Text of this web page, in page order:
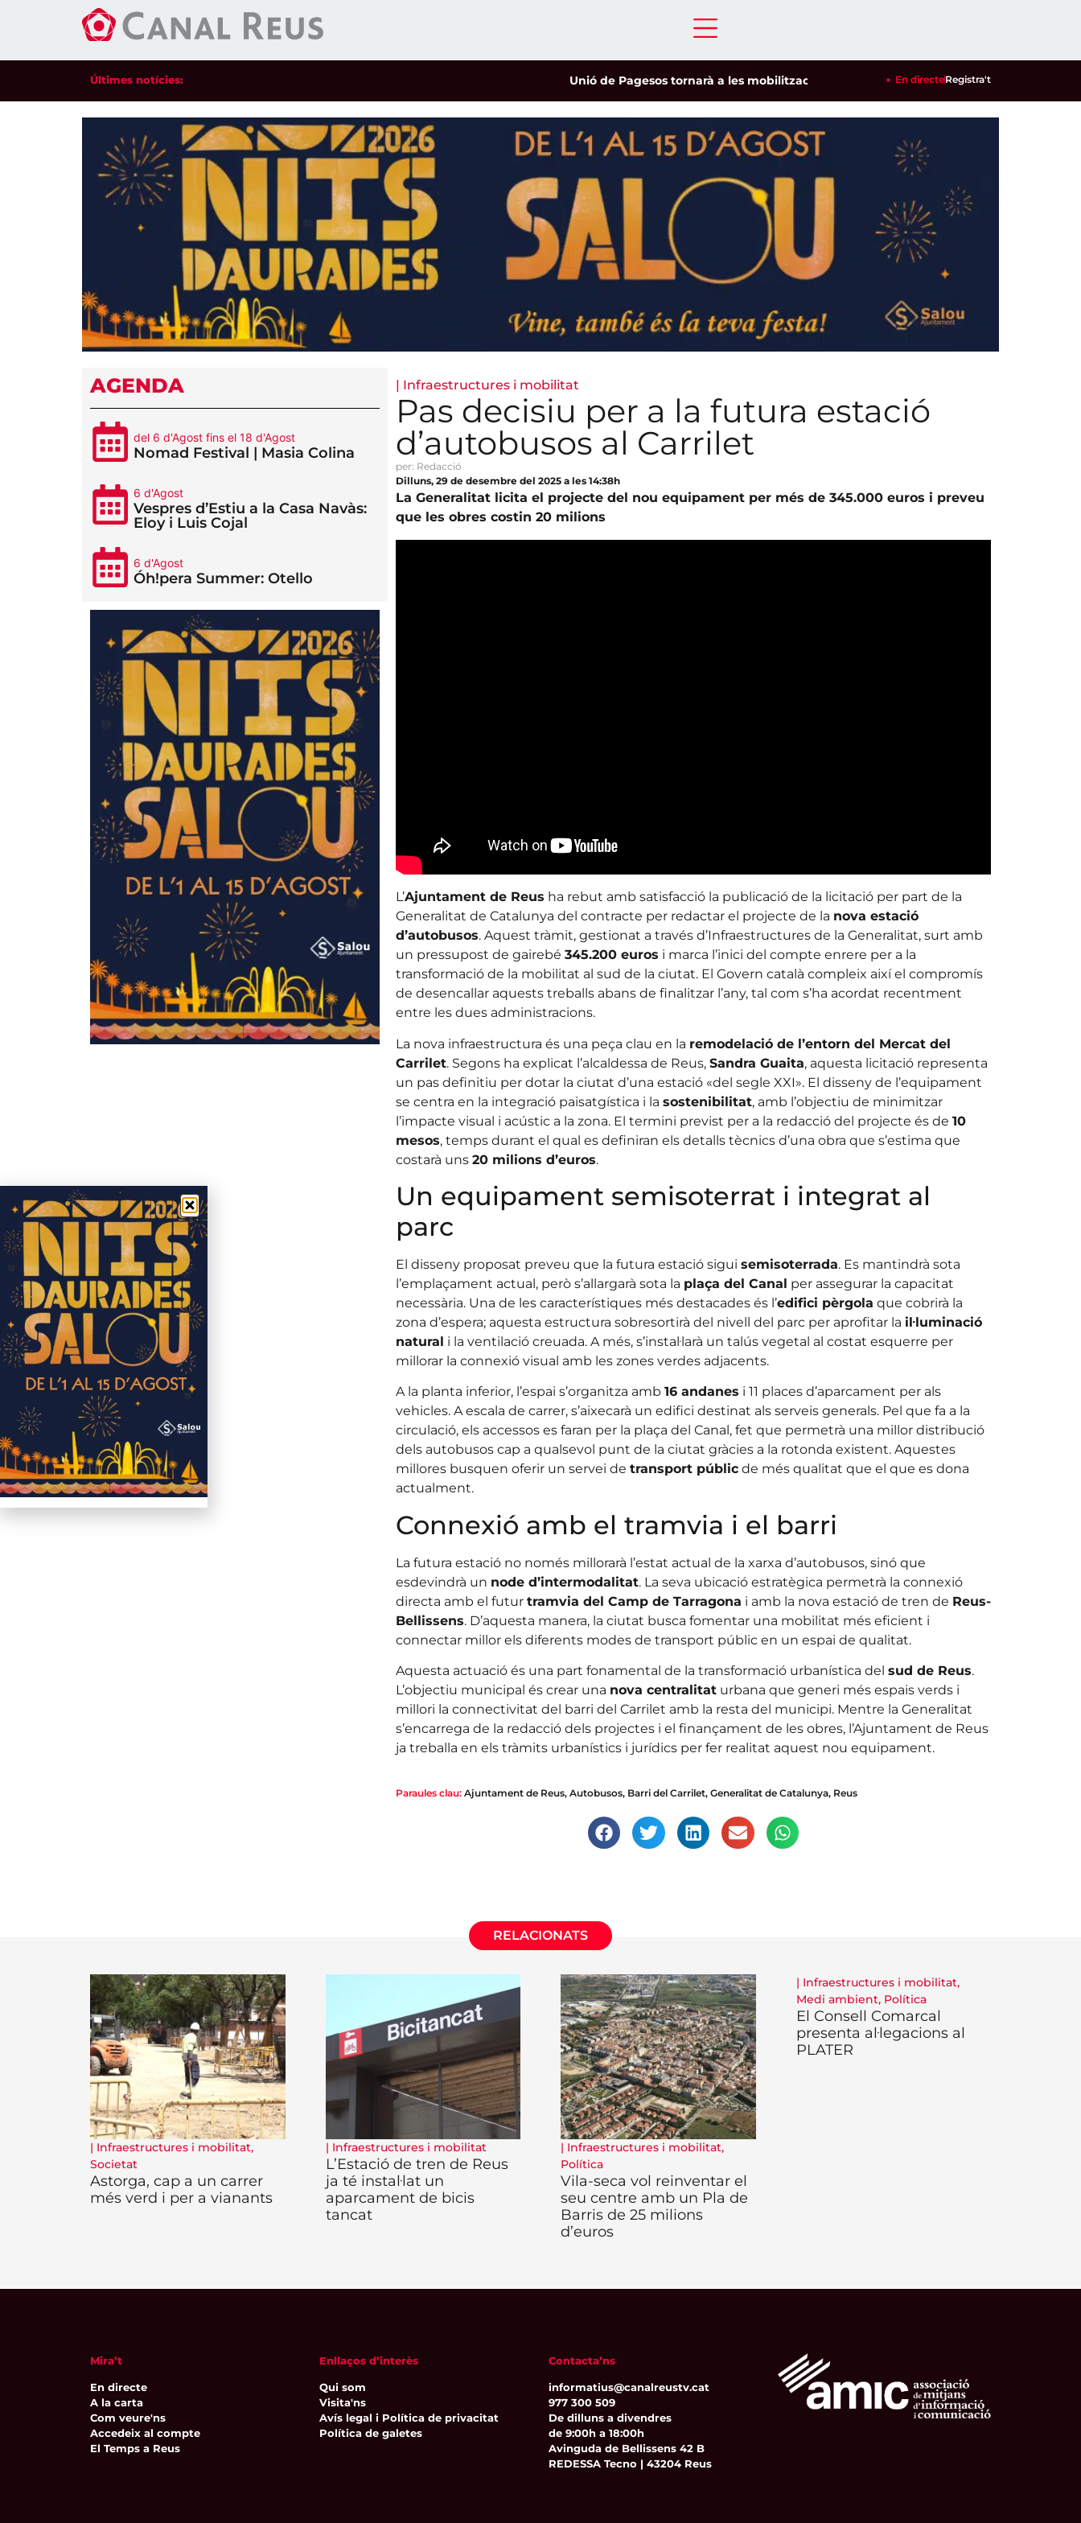
Últimes notícies: Unió de Pagesos tornarà a les mobilitzacions per defensar els cultius de la garrofa i
En directeRegistra't
AGENDA
del 6 d'Agost fins el 18 d'Agost
Nomad Festival | Masia Colina
6 d'Agost
Vespres d’Estiu a la Casa Navàs:
Eloy i Luis Cojal
6 d'Agost
Óh!pera Summer: Otello
| Infraestructures i mobilitat
Pas decisiu per a la futura estació
d’autobusos al Carrilet
per: Redacció
Dilluns, 29 de desembre del 2025 a les 14:38h
La Generalitat licita el projecte del nou equipament per més de 345.000 euros i preveu
que les obres costin 20 milions
L’Ajuntament de Reus ha rebut amb satisfacció la publicació de la licitació per part de la
Generalitat de Catalunya del contracte per redactar el projecte de la nova estació
d’autobusos. Aquest tràmit, gestionat a través d’Infraestructures de la Generalitat, surt amb
un pressupost de gairebé 345.200 euros i marca l’inici del compte enrere per a la
transformació de la mobilitat al sud de la ciutat. El Govern català compleix així el compromís
de desencallar aquests treballs abans de finalitzar l’any, tal com s’ha acordat recentment
entre les dues administracions.
La nova infraestructura és una peça clau en la remodelació de l’entorn del Mercat del
Carrilet. Segons ha explicat l’alcaldessa de Reus, Sandra Guaita, aquesta licitació representa
un pas definitiu per dotar la ciutat d’una estació «del segle XXI». El disseny de l’equipament
se centra en la integració paisatgística i la sostenibilitat, amb l’objectiu de minimitzar
l’impacte visual i acústic a la zona. El termini previst per a la redacció del projecte és de 10
mesos, temps durant el qual es definiran els detalls tècnics d’una obra que s’estima que
costarà uns 20 milions d’euros.
Un equipament semisoterrat i integrat al
parc
El disseny proposat preveu que la futura estació sigui semisoterrada. Es mantindrà sota
l’emplaçament actual, però s’allargarà sota la plaça del Canal per assegurar la capacitat
necessària. Una de les característiques més destacades és l’edifici pèrgola que cobrirà la
zona d’espera; aquesta estructura sobresortirà del nivell del parc per aprofitar la il·luminació
natural i la ventilació creuada. A més, s’instal·larà un talús vegetal al costat esquerre per
millorar la connexió visual amb les zones verdes adjacents.
A la planta inferior, l’espai s’organitza amb 16 andanes i 11 places d’aparcament per als
vehicles. A escala de carrer, s’aixecarà un edifici destinat als serveis generals. Pel que fa a la
circulació, els accessos es faran per la plaça del Canal, fet que permetrà una millor distribució
dels autobusos cap a qualsevol punt de la ciutat gràcies a la rotonda existent. Aquestes
millores busquen oferir un servei de transport públicde més qualitat que el que es dona
actualment.
Connexió amb el tramvia i el barri
La futura estació no només millorarà l’estat actual de la xarxa d’autobusos, sinó que
esdevindrà un node d’intermodalitat. La seva ubicació estratègica permetrà la connexió
directa amb el futur tramvia del Camp de Tarragona i amb la nova estació de tren de Reus-
Bellissens. D’aquesta manera, la ciutat busca fomentar una mobilitat més eficient i
connectar millor els diferents modes de transport públic en un espai de qualitat.
Aquesta actuació és una part fonamental de la transformació urbanística del sud de Reus.
L’objectiu municipal és crear una nova centralitaturbana que generi més espais verds i
millori la connectivitat del barri del Carrilet amb la resta del municipi. Mentre la Generalitat
s’encarrega de la redacció dels projectes i el finançament de les obres, l’Ajuntament de Reus
ja treballa en els tràmits urbanístics i jurídics per fer realitat aquest nou equipament.
Paraules clau: Ajuntament de Reus, Autobusos, Barri del Carrilet, Generalitat de Catalunya, Reus
RELACIONATS
| Infraestructures i mobilitat,
Societat
Astorga, cap a un carrer
més verd i per a vianants
| Infraestructures i mobilitat
L’Estació de tren de Reus
ja té instal·lat un
aparcament de bicis
tancat
| Infraestructures i mobilitat,
Política
Vila-seca vol reinventar el
seu centre amb un Pla de
Barris de 25 milions
d’euros
| Infraestructures i mobilitat,
Medi ambient, Política
El Consell Comarcal
presenta al·legacions al
PLATER
Mira’t
En directe
A la carta
Com veure'ns
Accedeix al compte
El Temps a Reus
Enllaços d’interès
Qui som
Visita'ns
Avís legal i Política de privacitat
Política de galetes
Contacta’ns
informatius@canalreustv.cat
977 300 509
De dilluns a divendres
de 9:00h a 18:00h
Avinguda de Bellissens 42 B
REDESSA Tecno | 43204 Reus